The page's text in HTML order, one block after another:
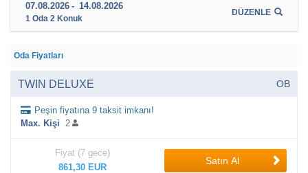
07.08.2026 - 14.08.2026
1 Oda 2 Konuk
DÜZENLE
Oda Fiyatları
TWIN DELUXE OB
Peşin fiyatına 9 taksit imkanı!
Max. Kişi 2
Fiyat (7 gece)
861,30 EUR
Satın Al